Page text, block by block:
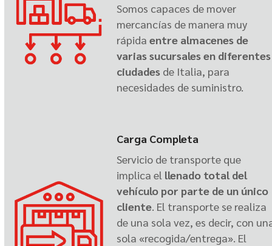
Somos capaces de mover
mercancías de manera muy
rápidaentre almacenes de
varias sucursales en diferentes
ciudades de Italia, para
necesidades de suministro.
Carga Completa
Servicio de transporte que
implica el llenado total del
vehículo por parte de un único
cliente. El transporte se realiza
de una sola vez, es decir, con
sola «recogida/entrega». El